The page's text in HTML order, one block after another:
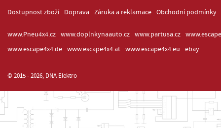
Dostupnost zboží Doprava Záruka a reklamace Obchodní podmínky
www.Pneu4x4.cz www.doplnkynaauto.cz www.partusa.cz
www.escape4x4.de
www.escape4x4.at www.escape4x4.eu ebay
© 2015 - 2026, DNA Elektro